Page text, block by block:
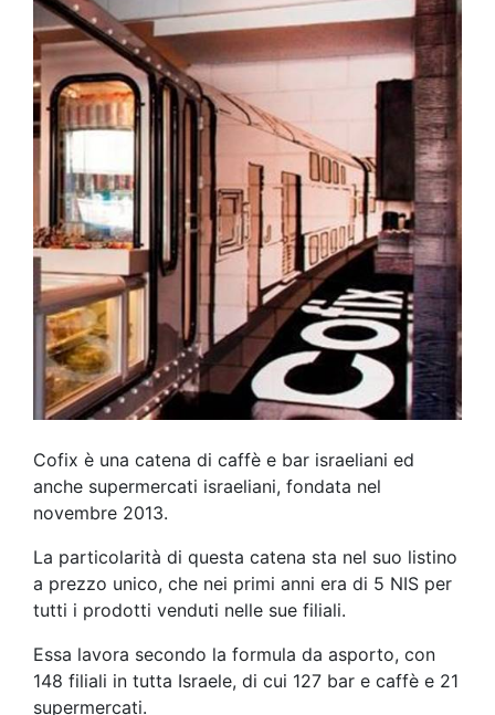
Cofix è una catena di caffè e bar israeliani ed
anche supermercati israeliani, fondata nel
novembre 2013.
La particolarità di questa catena sta nel suo listino
a prezzo unico, che nei primi anni era di 5 NIS per
tutti i prodotti venduti nelle sue filiali.
Essa lavora secondo la formula da asporto, con
148 filiali in tutta Israele, di cui 127 bar e caffè e 21
supermercati.